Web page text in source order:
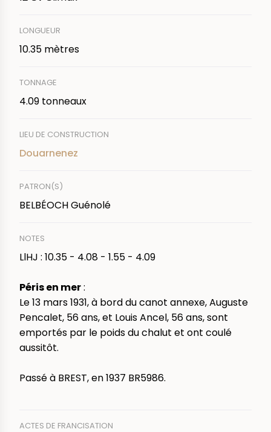
LONGUEUR
10.35 mètres
TONNAGE
4.09 tonneaux
LIEU DE CONSTRUCTION
Douarnenez
PATRON(S)
BELBÉOCH Guénolé
NOTES
LlHJ : 10.35 - 4.08 - 1.55 - 4.09
Péris en mer:
Le 13 mars 1931, à bord du canot annexe, Auguste
Pencalet, 56 ans, et Louis Ancel, 56 ans, sont
emportés par le poids du chalut et ont coulé
aussitôt.
Passé à BREST, en 1937 BR5986.
ACTES DE FRANCISATION